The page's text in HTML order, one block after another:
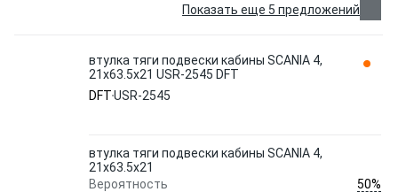
Показать еще 5 предложений
втулка тяги подвески кабины SCANIA 4,
21x63.5x21 USR-2545 DFT
DFTUSR-2545
втулка тяги подвески кабины SCANIA 4,
21x63.5x21
Вероятность
50%